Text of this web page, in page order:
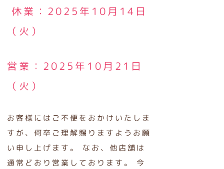
休業：2025年10月14日
（火）
営業：2025年10月21日
（火）
お客様にはご不便をおかけいたしま
すが、何卒ご理解賜りますようお願
い申し上げます。 なお、他店舗は
通常どおり営業しております。 今